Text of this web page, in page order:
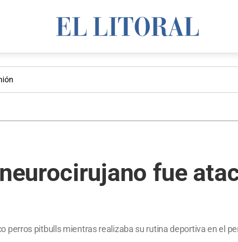
fue
perros pitbulls mientras realizaba su rutina deportiva en el